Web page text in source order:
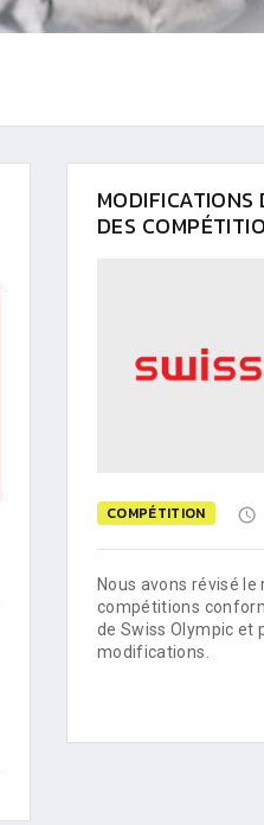
MODIFICATIONS
DES
COMPÉTITION
Nous avons révisé
compétitions
de Swiss Olympic et
modifications.